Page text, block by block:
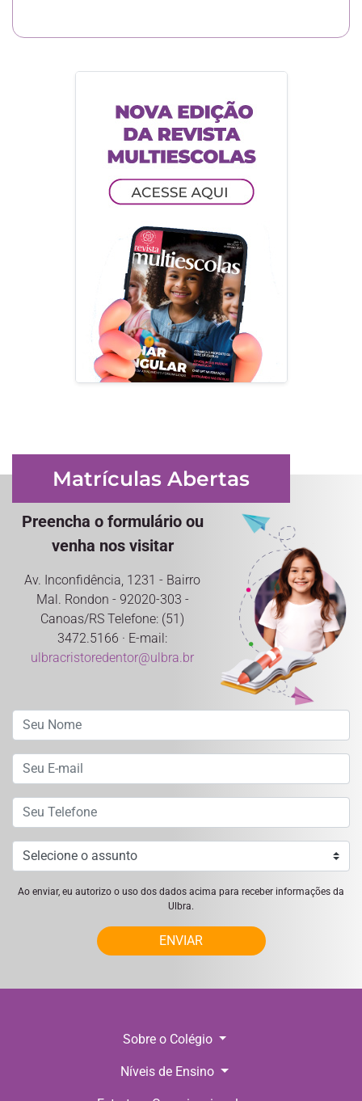
Matrículas Abertas
Preencha o formulário ou
venha nos visitar
Av. Inconfidência, 1231 - Bairro
Mal. Rondon - 92020-303 -
Canoas/RS Telefone: (51)
3472.5166 · E-mail:
ulbracristoredentor@ulbra.br
Ao enviar, eu autorizo o uso dos dados acima para receber informações da
Ulbra.
ENVIAR
Sobre o Colégio
Níveis de Ensino